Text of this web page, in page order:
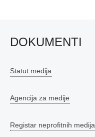
DOKUMENTI
Statut medija
Agencija za medije
Registar neprofitnih medija